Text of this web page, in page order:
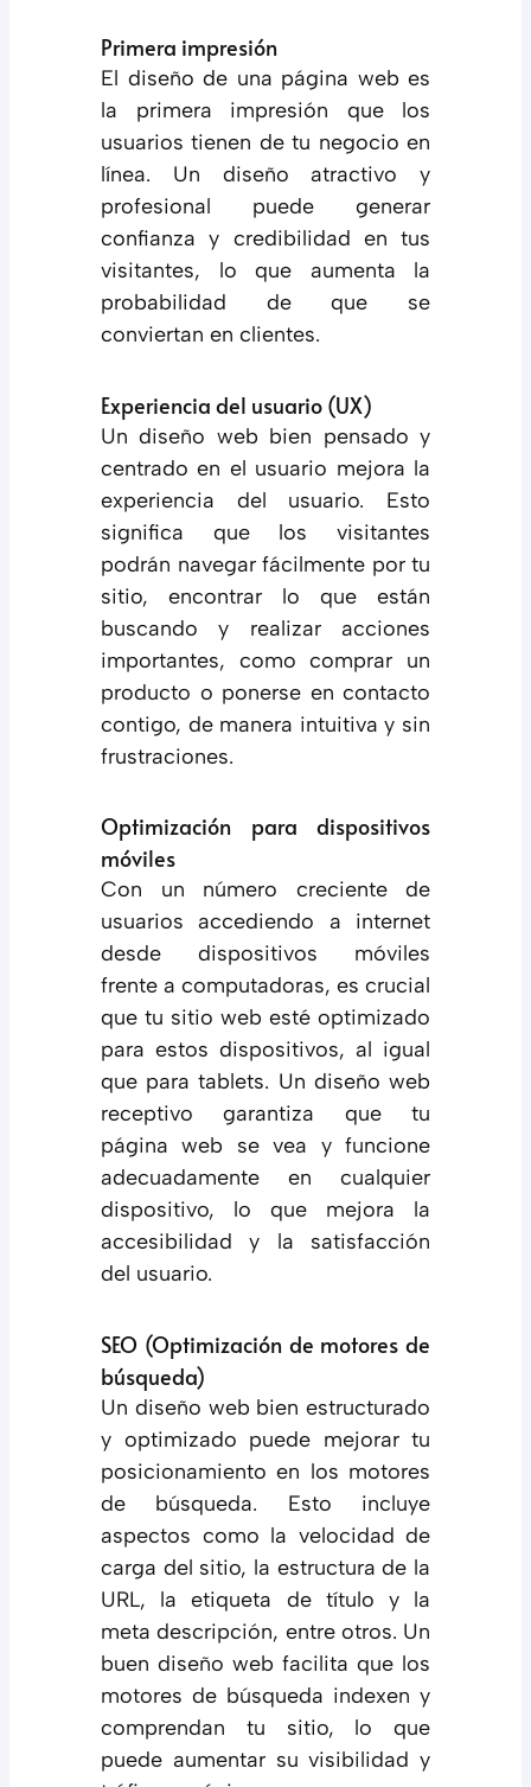
Primera impresión
El diseño de una página web es
la primera impresión que los
usuarios tienen de tu negocio en
línea. Un diseño atractivo y
profesional puede generar
confianza y credibilidad en tus
visitantes, lo que aumenta la
probabilidad de que se
conviertan en clientes.
Experiencia del usuario (UX)
Un diseño web bien pensado y
centrado en el usuario mejora la
experiencia del usuario. Esto
significa que los visitantes
podrán navegar fácilmente por tu
sitio, encontrar lo que están
buscando y realizar acciones
importantes, como comprar un
producto o ponerse en contacto
contigo, de manera intuitiva y sin
frustraciones.
Optimización para dispositivos
móviles
Con un número creciente de
usuarios accediendo a internet
desde dispositivos móviles
frente a computadoras, es crucial
que tu sitio web esté optimizado
para estos dispositivos, al igual
que para tablets. Un diseño web
receptivo garantiza que tu
página web se vea y funcione
adecuadamente en cualquier
dispositivo, lo que mejora la
accesibilidad y la satisfacción
del usuario.
SEO (Optimización de motores de
búsqueda)
Un diseño web bien estructurado
y optimizado puede mejorar tu
posicionamiento en los motores
de búsqueda. Esto incluye
aspectos como la velocidad de
carga del sitio, la estructura de la
URL, la etiqueta de título y la
meta descripción, entre otros. Un
buen diseño web facilita que los
motores de búsqueda indexen y
comprendan tu sitio, lo que
puede aumentar su visibilidad y